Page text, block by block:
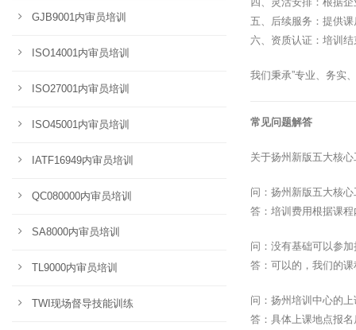
五、后续服务：提供
六、资质认证：培训
我们秉承”专业、务实
常见问题解答
关于扬州新版五大核
问：扬州新版五大核
答：培训费用根据课
问：没有基础可以参
答：可以的，我们的
问：扬州培训中心的
答：具体上课地点报
GJB9001内审员培训
ISO14001内审员培训
ISO27001内审员培训
ISO45001内审员培训
IATF16949内审员培训
QC080000内审员培训
SA8000内审员培训
TL9000内审员培训
TWI现场督导技能训练